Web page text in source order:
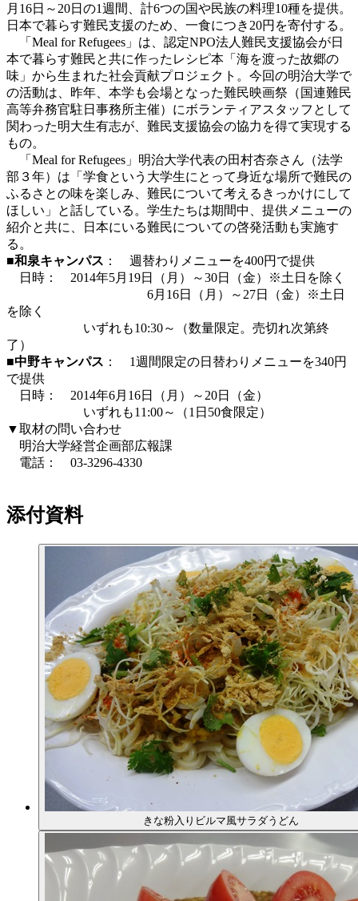
月16日～20日の1週間、計6つの国や民族の料理10種を提供。
日本で暮らす難民支援のため、一食につき20円を寄付する。
「Meal for Refugees」は、認定NPO法人難民支援協会が日
本で暮らす難民と共に作ったレシピ本「海を渡った故郷の
味」から生まれた社会貢献プロジェクト。今回の明治大学で
の活動は、昨年、本学も会場となった難民映画祭（国連難民
高等弁務官駐日事務所主催）にボランティアスタッフとして
関わった明大生有志が、難民支援協会の協力を得て実現する
もの。
「Meal for Refugees」明治大学代表の田村杏奈さん（法学
部３年）は「学食という大学生にとって身近な場所で難民の
ふるさとの味を楽しみ、難民について考えるきっかけにして
ほしい」と話している。学生たちは期間中、提供メニューの
紹介と共に、日本にいる難民についての啓発活動も実施す
る。
■和泉キャンパス ： 週替わりメニューを400円で提供
日時： 2014年5月19日（月）～30日（金）※土日を除く
6月16日（月）～27日（金）※土日
を除く
いずれも10:30～（数量限定。売切れ次第終
了）
■中野キャンパス ： 1週間限定の日替わりメニューを340円
で提供
日時： 2014年6月16日（月）～20日（金）
いずれも11:00～（1日50食限定）
▼取材の問い合わせ
明治大学経営企画部広報課
電話： 03-3296-4330
添付資料
きな粉入りビルマ風サラダうどん